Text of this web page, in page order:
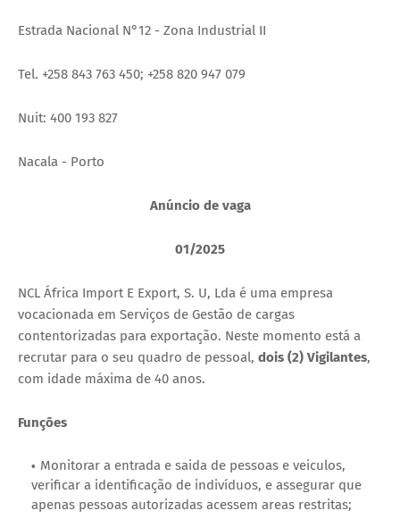
Estrada Nacional N°12 - Zona Industrial II
Tel. +258 843 763 450; +258 820 947 079
Nuit: 400 193 827
Nacala - Porto
Anúncio de vaga
01/2025
NCL África Import E Export, S. U, Lda é uma empresa
vocacionada em Serviços de Gestão de cargas
contentorizadas para exportação. Neste momento está a
recrutar para o seu quadro de pessoal, dois (2) Vigilantes,
com idade máxima de 40 anos.
Funções
Monitorar a entrada e saida de pessoas e veiculos,
verificar a identificação de indivíduos, e assegurar que
apenas pessoas autorizadas acessem areas restritas;